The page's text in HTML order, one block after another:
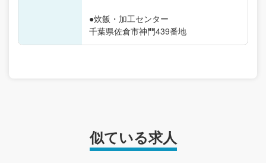
●炊飯・加工センター
千葉県佐倉市神門439番地
似ている求人